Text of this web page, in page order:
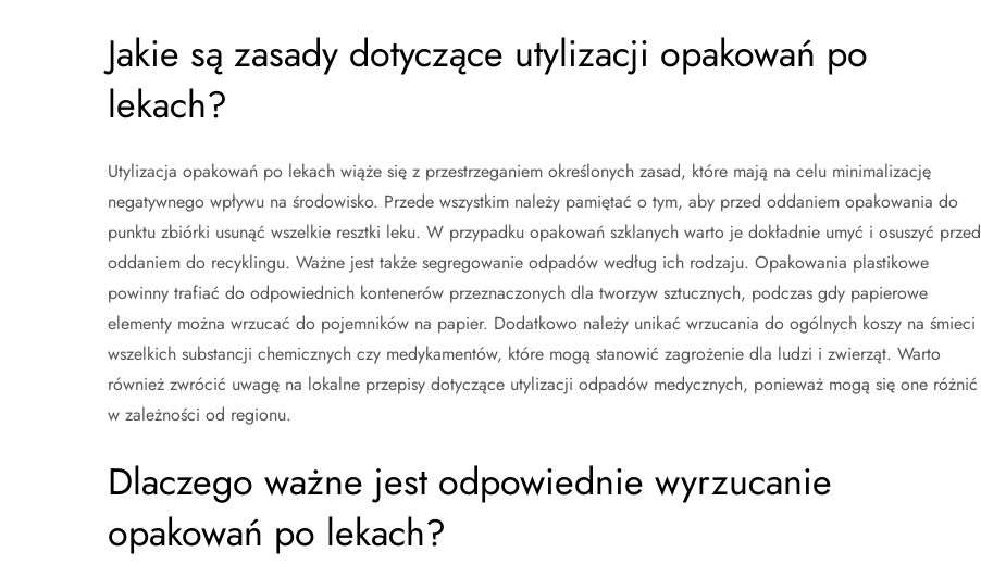
Jakie są zasady dotyczące utylizacji opakowań po
lekach?
Utylizacja opakowań po lekach wiąże się z przestrzeganiem określonych zasad, które mają na celu minimalizację
negatywnego wpływu na środowisko. Przede wszystkim należy pamiętać o tym, aby przed oddaniem opakowania do
punktu zbiórki usunąć wszelkie resztki leku. W przypadku opakowań szklanych warto je dokładnie umyć i osuszyć przed
oddaniem do recyklingu. Ważne jest także segregowanie odpadów według ich rodzaju. Opakowania plastikowe
powinny trafiać do odpowiednich kontenerów przeznaczonych dla tworzyw sztucznych, podczas gdy papierowe
elementy można wrzucać do pojemników na papier. Dodatkowo należy unikać wrzucania do ogólnych koszy na śmieci
wszelkich substancji chemicznych czy medykamentów, które mogą stanowić zagrożenie dla ludzi i zwierząt. Warto
również zwrócić uwagę na lokalne przepisy dotyczące utylizacji odpadów medycznych, ponieważ mogą się one różnić
w zależności od regionu.
Dlaczego ważne jest odpowiednie wyrzucanie
opakowań po lekach?